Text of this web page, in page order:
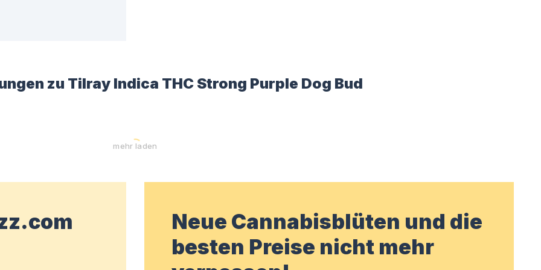
zu Tilray Indica THC Strong Purple Dog Bud
mehr laden
Neue Cannabisblüten und die
besten Preise nicht mehr